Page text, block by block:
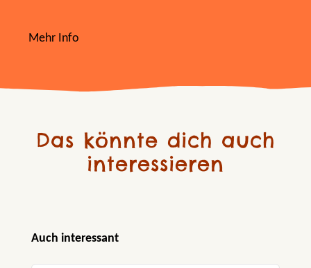
Mehr Info
Das könnte dich auch
interessieren
Produktgalerie überspringen
Auch interessant